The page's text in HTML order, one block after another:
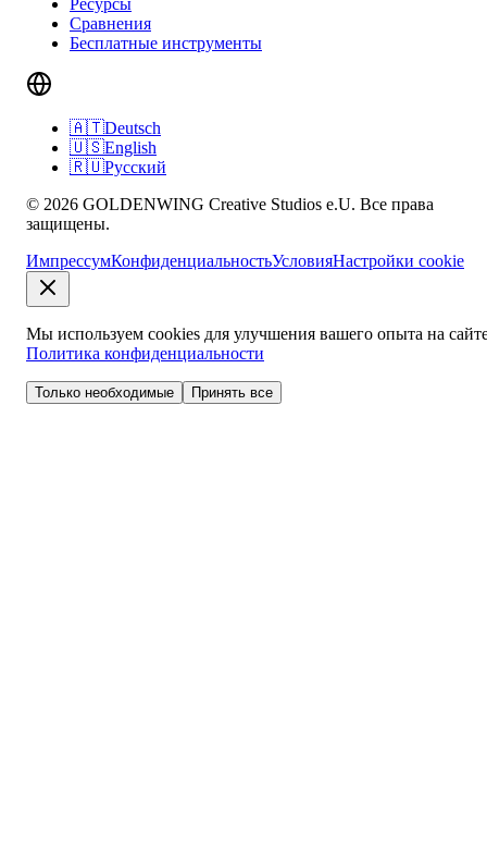
Сравнения
Бесплатные инструменты
🇦🇹Deutsch
🇺🇸English
🇷🇺Русский
© 2026 GOLDENWING Creative Studios e.U. Все права
защищены.
ИмпрессумКонфиденциальностьУсловияНастройки cookie
Мы используем cookies для улучшения вашего опыта на
Политика конфиденциальности
Только необходимые Принять все